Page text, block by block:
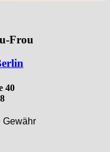
Frou
40
Gewähr